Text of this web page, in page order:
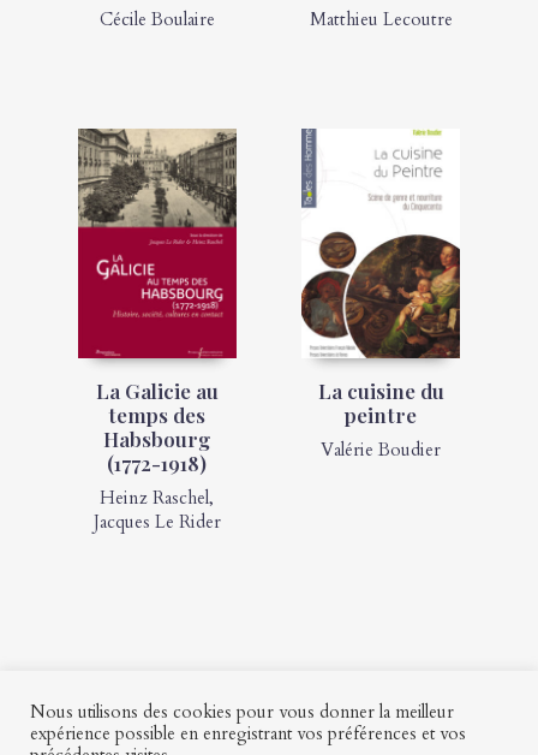
Cécile Boulaire Matthieu Lecoutre
La Galicie au
temps des
Habsbourg
(1772-1918)
Heinz Raschel,
Jacques Le Rider
La cuisine du
peintre
Valérie Boudier
Nous utilisons des cookies pour vous donner la meilleur
expérience possible en enregistrant vos préférences et vos